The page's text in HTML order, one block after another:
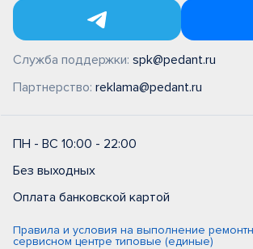
Служба поддержки: spk@pedant.ru
Партнерство: reklama@pedant.ru
ПН - ВС 10:00 - 22:00
Без выходных
Оплата банковской картой
Правила и условия на выполнение
сервисном центре типовые (единые)